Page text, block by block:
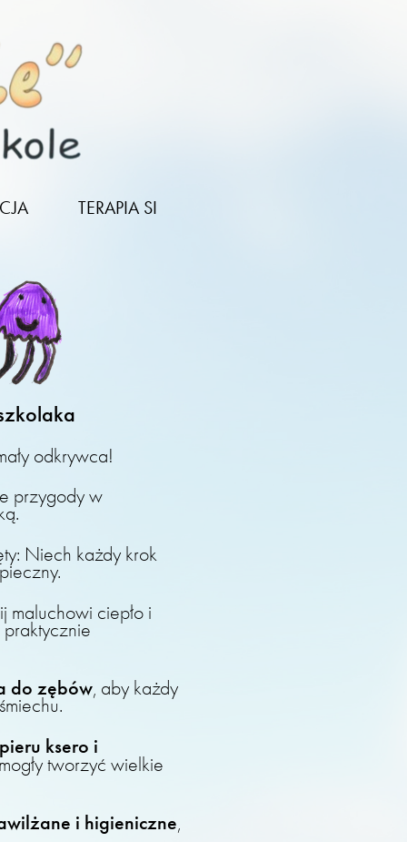
TERAPIA SI
odkrywca!
przygody w
Niech każdy krok
maluchowi ciepło i
do zębów, aby każdy
ksero i
tworzyć wielkie
i higieniczne,